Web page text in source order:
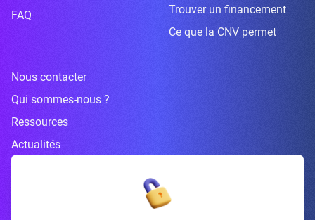
FAQ
Trouver un financement
Ce que la CNV permet
Nous contacter
Qui sommes-nous ?
Ressources
Actualités
Inscrivez-vous à la newsletter